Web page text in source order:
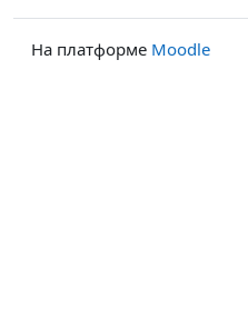
На платформе Moodle